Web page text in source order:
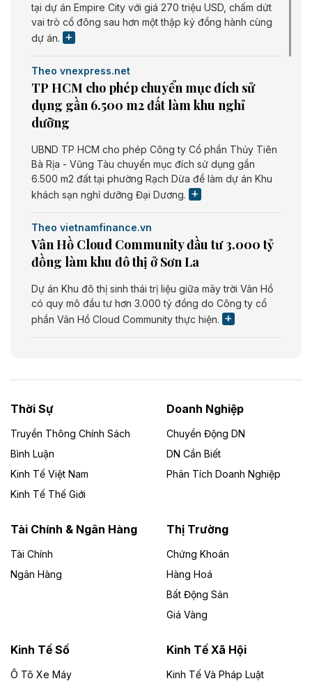
tại dự án Empire City với giá 270 triệu USD, chấm dứt
vai trò cổ đông sau hơn một thập kỷ đồng hành cùng
dự án.
Theo vnexpress.net
TP HCM cho phép chuyển mục đích sử
dụng gần 6.500 m2 đất làm khu nghỉ
dưỡng
UBND TP HCM cho phép Công ty Cổ phần Thủy Tiên
Bà Rịa - Vũng Tàu chuyển mục đích sử dụng gần
6.500 m2 đất tại phường Rạch Dừa để làm dự án Khu
khách sạn nghỉ dưỡng Đại Dương.
Theo vietnamfinance.vn
Vân Hồ Cloud Community đầu tư 3.000 tỷ
đồng làm khu đô thị ở Sơn La
Dự án Khu đô thị sinh thái trị liệu giữa mây trời Vân Hồ
có quy mô đầu tư hơn 3.000 tỷ đồng do Công ty cổ
phần Vân Hồ Cloud Community thực hiện.
Dự án Nhà máy xử lý rác và phát điện Bắc Giang do
Công ty TNHH Năng lượng môi trường Bắc Giang làm
Theo vietnamfinance.vn
Đức Long Gia Lai mở rộng ‘hệ sinh thái’
Lai
Bốn doanh nghiệp có sự góp vốn của Công ty Cổ
phần Tập đoàn Đức Long Gia Lai (HoSE: DLG) được
Gia Lai với tổng vốn hơn 4.750 tỷ đồng.
Đồng Nai cho thuê gần 59 ha đất làm khu
công nghiệp ở Long Thành
Thời Sự
Truyền Thông Chính Sách
Bình Luận
Kinh Tế Việt Nam
Kinh Tế Thế Giới
Doanh Nghiệp
Chuyển Động DN
DN Cần Biết
Phân Tích Doanh Nghiệp
Tài Chính & Ngân Hàng
Tài Chính
Ngân Hàng
Thị Trường
Chứng Khoán
Hàng Hoá
Bất Động Sản
Giá Vàng
Kinh Tế Số
Ô Tô Xe Máy
Kinh Tế Xã Hội
Kinh Tế Và Pháp Luật